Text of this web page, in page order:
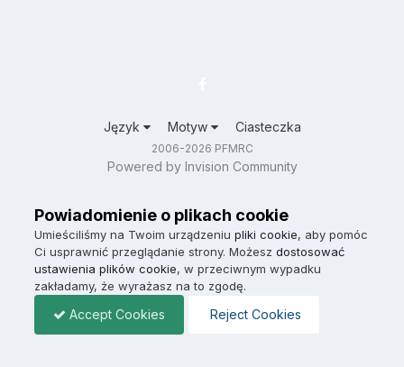
Język Motyw Ciasteczka
2006-2026 PFMRC
Powered by Invision Community
Powiadomienie o plikach cookie
Umieściliśmy na Twoim urządzeniu pliki cookie, aby pomóc
Ci usprawnić przeglądanie strony. Możesz dostosować
ustawienia plików cookie, w przeciwnym wypadku
zakładamy, że wyrażasz na to zgodę.
Accept Cookies Reject Cookies